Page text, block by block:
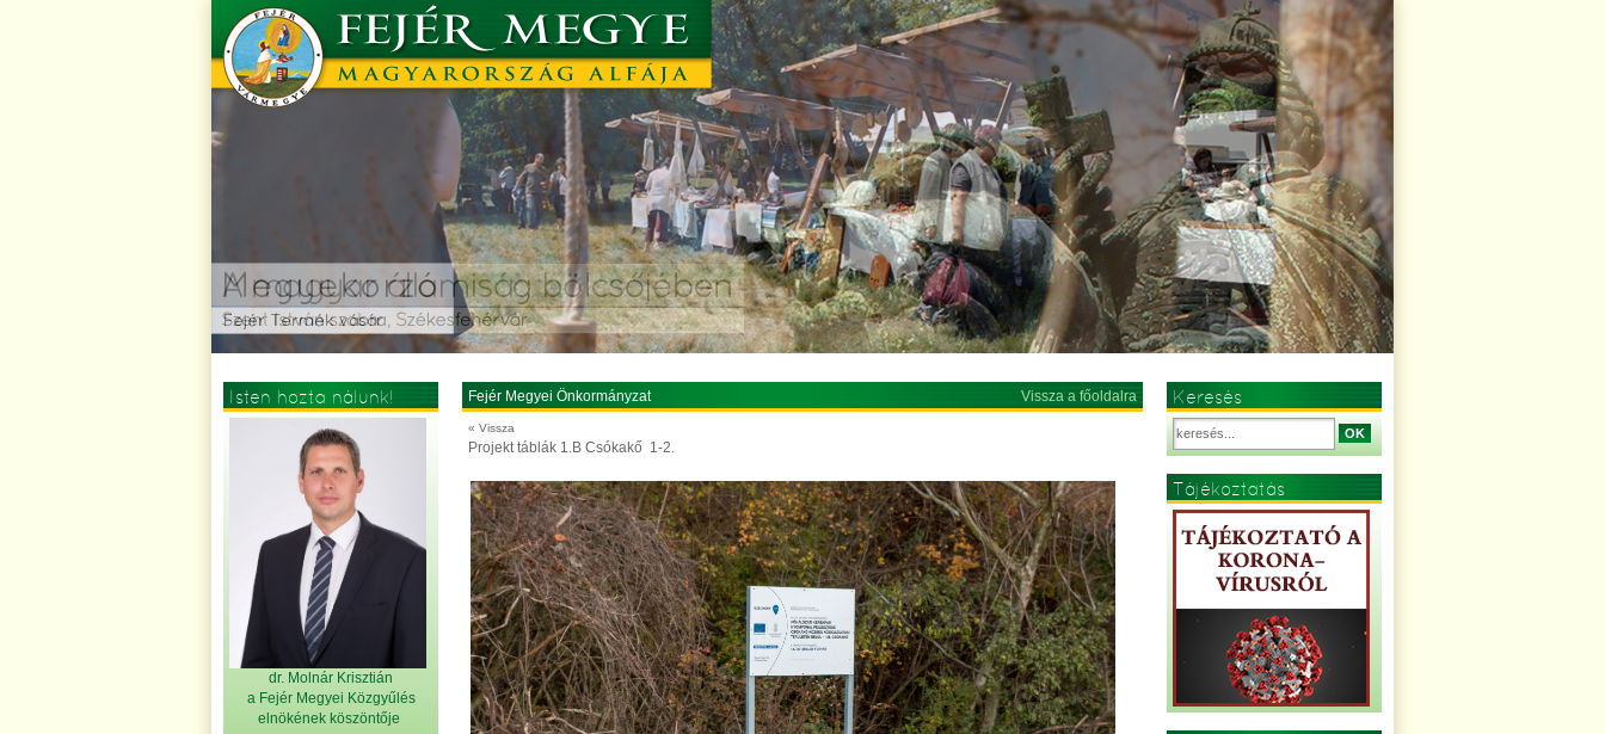
Isten hozta nálunk!
dr. Molnár Krisztián
a Fejér Megyei Közgyűlés
elnökének köszöntője
Fejér Megyei Önkormányzat Vissza a főoldalra
« Vissza
Projekt táblák 1.B Csókakő 1-2.
Keresés
OK
Tájékoztatás